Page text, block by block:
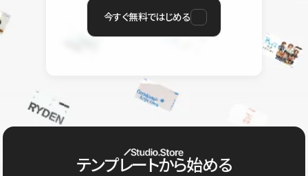
今すぐ無料ではじめる
テンプレートから始める